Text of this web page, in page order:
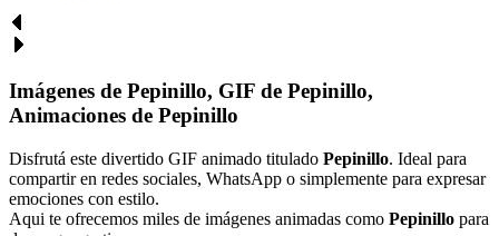
Imágenes de Pepinillo, GIF de Pepinillo,
Animaciones de Pepinillo
Disfrutá este divertido GIF animado titulado Pepinillo. Ideal para
compartir en redes sociales, WhatsApp o simplemente para expresar
emociones con estilo.
Aqui te ofrecemos miles de imágenes animadas como Pepinillo para